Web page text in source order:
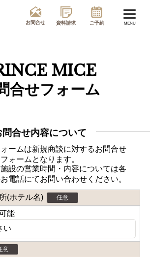
MENU
MICE
合せフォーム
問合せ内容について
ームは新規商談に対するお問合せ
フォームとなります。
設の営業時間・内容については各
電話にてお問い合わせください。
(ホテル名) 任意
能
意